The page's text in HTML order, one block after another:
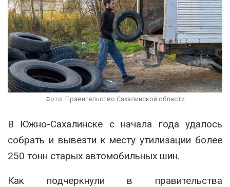
Фото: Правительство Сахалинской области
В Южно-Сахалинске с начала года удалось
собрать и вывезти к месту утилизации более
250 тонн старых автомобильных шин.
Как подчеркнули в правительства